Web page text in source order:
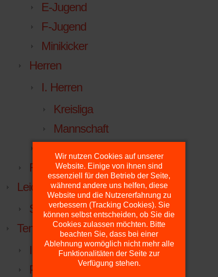
E-Jugend
F-Jugend
Minikicker
Herren
I. Herren
Kreisliga
Mannschaft
FuPa.net
Leichtathletik
Sportabzeichen
Tennis
Inklusiver Familien-Erlebnistag
Plätze
Wir nutzen Cookies auf unserer
Website. Einige von ihnen sind
essenziell für den Betrieb der Seite,
während andere uns helfen, diese
Website und die Nutzererfahrung zu
verbessern (Tracking Cookies). Sie
können selbst entscheiden, ob Sie die
Cookies zulassen möchten. Bitte
beachten Sie, dass bei einer
Ablehnung womöglich nicht mehr alle
Funktionalitäten der Seite zur
Verfügung stehen.